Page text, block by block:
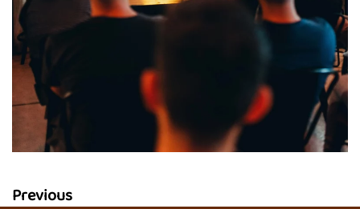
Previous